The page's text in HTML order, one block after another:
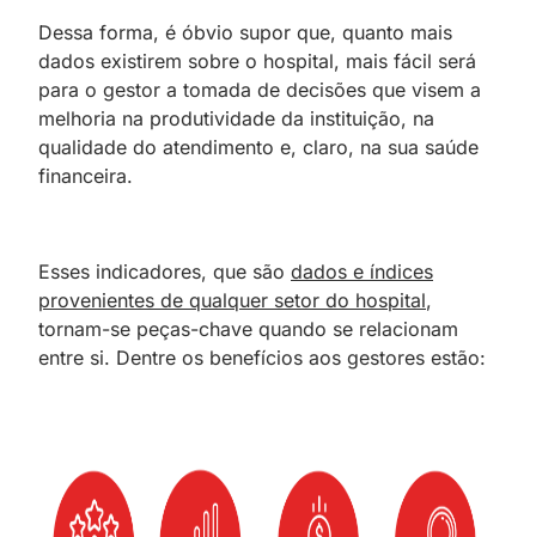
Dessa forma, é óbvio supor que, quanto mais
dados existirem sobre o hospital, mais fácil será
para o gestor a tomada de decisões que visem a
melhoria na produtividade da instituição, na
qualidade do atendimento e, claro, na sua saúde
financeira.
Esses indicadores, que são dados e índices
provenientes de qualquer setor do hospital,
tornam-se peças-chave quando se relacionam
entre si. Dentre os benefícios aos gestores estão: